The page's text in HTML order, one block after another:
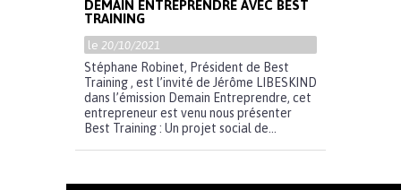
DEMAIN ENTREPRENDRE AVEC BEST
TRAINING
le 20/10/2021
Stéphane Robinet, Président de Best
Training , est l’invité de Jérôme LIBESKIND
dans l’émission Demain Entreprendre, cet
entrepreneur est venu nous présenter
Best Training : Un projet social de...